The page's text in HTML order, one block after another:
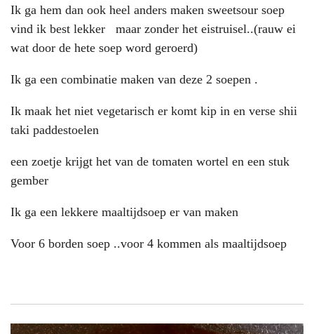
Ik ga hem dan ook heel anders maken sweetsour soep
vind ik best lekker maar zonder het eistruisel..(rauw ei
wat door de hete soep word geroerd)
Ik ga een combinatie maken van deze 2 soepen .
Ik maak het niet vegetarisch er komt kip in en verse shii
taki paddestoelen
een zoetje krijgt het van de tomaten wortel en een stuk
gember
Ik ga een lekkere maaltijdsoep er van maken
Voor 6 borden soep ..voor 4 kommen als maaltijdsoep